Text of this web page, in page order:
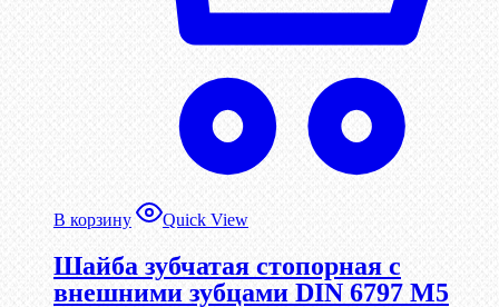
В корзину Quick View
Шайба зубчатая стопорная с
внешними зубцами DIN 6797 М5